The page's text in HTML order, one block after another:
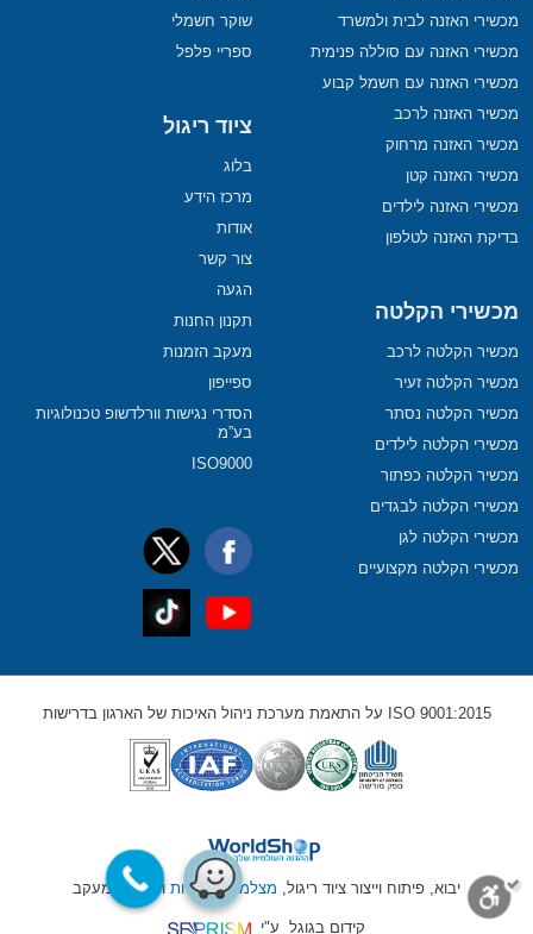
מכשירי האזנה לבית ולמשרד
מכשירי האזנה עם סוללה פנימית
מכשירי האזנה עם חשמל קבוע
מכשיר האזנה לרכב
מכשיר האזנה מרחוק
מכשיר האזנה קטן
מכשירי האזנה לילדים
בדיקת האזנה לטלפון
מכשירי הקלטה
מכשיר הקלטה לרכב
מכשיר הקלטה זעיר
מכשיר הקלטה נסתר
מכשירי הקלטה לילדים
מכשיר הקלטה כפתור
מכשירי הקלטה לבגדים
מכשירי הקלטה לגן
מכשירי הקלטה מקצועיים
שוקר חשמלי
ספריי פלפל
ציוד ריגול
בלוג
מרכז הידע
אודות
צור קשר
הגעה
תקנון החנות
מעקב הזמנות
ספייפון
הסדרי נגישות וורלדשופ טכנולוגיות
בע”מ
ISO9000
ISO 9001:2015 על התאמת מערכת ניהול האיכות של הארגון בדרישות
יבוא, פיתוח וייצור ציוד ריגול, מצלמות נסתרות ומכשירי מעקב
קידום בגוגל ע"י